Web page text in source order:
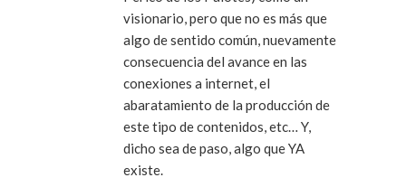
visionario, pero que no es más que
algo de sentido común, nuevamente
consecuencia del avance en las
conexiones a internet, el
abaratamiento de la producción de
este tipo de contenidos, etc… Y,
dicho sea de paso, algo que YA
existe.